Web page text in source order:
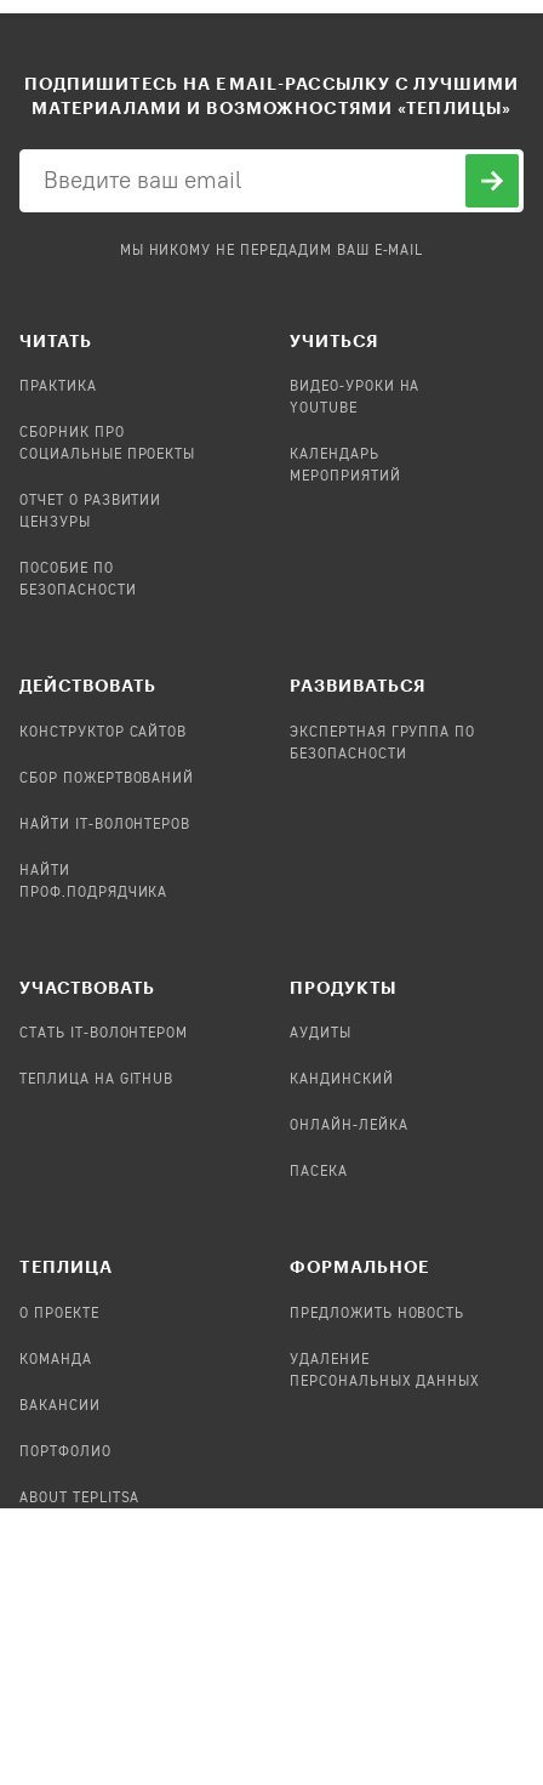
ПОДПИШИТЕСЬ НА EMAIL-РАССЫЛКУ С ЛУЧШИМИ
МАТЕРИАЛАМИ И ВОЗМОЖНОСТЯМИ «ТЕПЛИЦЫ»
МЫ НИКОМУ НЕ ПЕРЕДАДИМ ВАШ E-MAIL
ЧИТАТЬ
ПРАКТИКА
СБОРНИК ПРО
СОЦИАЛЬНЫЕ ПРОЕКТЫ
ОТЧЕТ О РАЗВИТИИ
ЦЕНЗУРЫ
ПОСОБИЕ ПО
БЕЗОПАСНОСТИ
УЧИТЬСЯ
ВИДЕО-УРОКИ НА
YOUTUBE
КАЛЕНДАРЬ
МЕРОПРИЯТИЙ
ДЕЙСТВОВАТЬ
КОНСТРУКТОР САЙТОВ
СБОР ПОЖЕРТВОВАНИЙ
НАЙТИ IT-ВОЛОНТЕРОВ
НАЙТИ
ПРОФ.ПОДРЯДЧИКА
РАЗВИВАТЬСЯ
ЭКСПЕРТНАЯ ГРУППА ПО
БЕЗОПАСНОСТИ
УЧАСТВОВАТЬ
СТАТЬ IT-ВОЛОНТЕРОМ
ТЕПЛИЦА НА GITHUB
ПРОДУКТЫ
АУДИТЫ
КАНДИНСКИЙ
ОНЛАЙН-ЛЕЙКА
ПАСЕКА
TЕПЛИЦА
О ПРОЕКТЕ
КОМАНДА
ВАКАНСИИ
ПОРТФОЛИО
ABOUT TEPLITSA
ФОРМАЛЬНОЕ
ПРЕДЛОЖИТЬ НОВОСТЬ
УДАЛЕНИЕ
ПЕРСОНАЛЬНЫХ ДАННЫХ